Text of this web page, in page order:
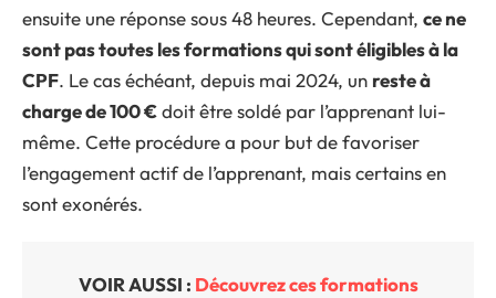
ensuite une réponse sous 48 heures. Cependant, ce ne
sont pas toutes les formations qui sont éligibles à la
CPF. Le cas échéant, depuis mai 2024, un reste à
charge de 100 €doit être soldé par l’apprenant lui-
même. Cette procédure a pour but de favoriser
l’engagement actif de l’apprenant, mais certains en
sont exonérés.
VOIR AUSSI : Découvrez ces formations